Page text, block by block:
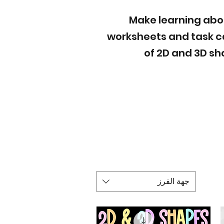
Make learning
worksheets and task
of 2D and 3D
جهة الفرز